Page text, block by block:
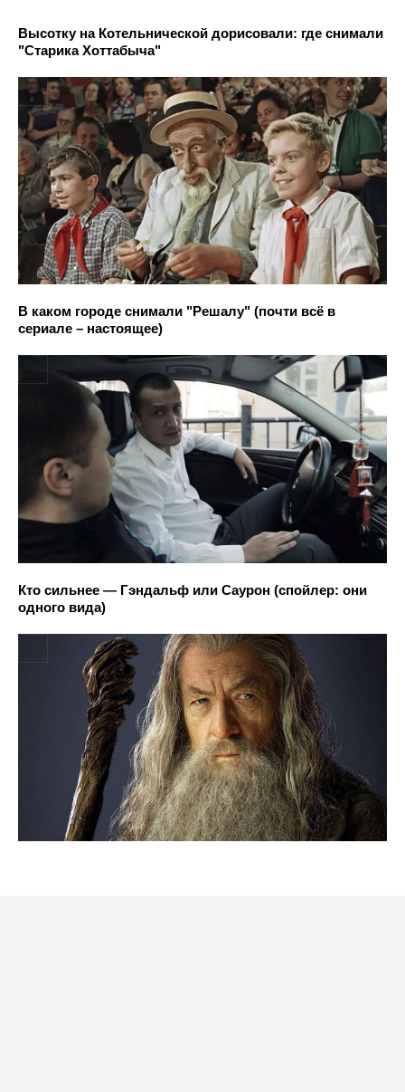
Высотку на Котельнической дорисовали: где снимали
"Старика Хоттабыча"
В каком городе снимали "Решалу" (почти всё в
сериале – настоящее)
Кто сильнее — Гэндальф или Саурон (спойлер: они
одного вида)